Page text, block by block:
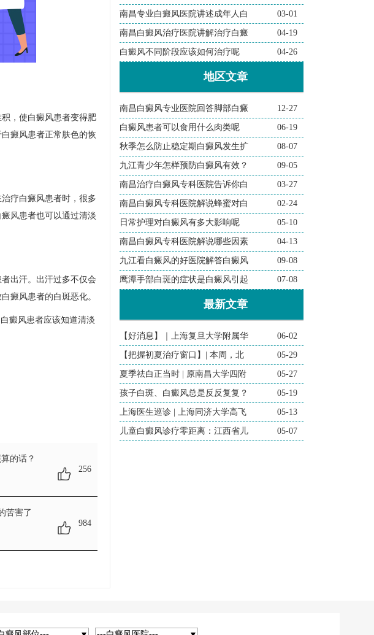
，使白癜风患者变得肥
癜风患者正常肤色的恢
疗白癜风患者时，很多
风患者也可以通过清淡
出汗。出汗过多不仅会
癜风患者的白斑恶化。
癜风患者应该知道清淡
的话？
256
苦害了
984
南昌专业白癜风医院讲述成年人白 03-01
南昌白癜风治疗医院讲解治疗白癜 04-19
白癜风不同阶段应该如何治疗呢 04-26
地区文章
南昌白癜风专业医院回答脚部白癜 12-27
白癜风患者可以食用什么肉类呢 06-19
秋季怎么防止稳定期白癜风发生扩 08-07
九江青少年怎样预防白癜风有效？ 09-05
南昌治疗白癜风专科医院告诉你白 03-27
南昌白癜风专科医院解说蜂蜜对白 02-24
日常护理对白癜风有多大影响呢 05-10
南昌白癜风专科医院解说哪些因素 04-13
九江看白癜风的好医院解答白癜风 09-08
鹰潭手部白斑的症状是白癜风引起 07-08
最新文章
【好消息】｜上海复旦大学附属华 06-02
【把握初夏治疗窗口】| 本周，北 05-29
夏季祛白正当时 | 原南昌大学四附 05-27
孩子白斑、白癜风总是反反复复？ 05-19
上海医生巡诊 | 上海同济大学高飞 05-13
儿童白癜风诊疗零距离：江西省儿 05-07